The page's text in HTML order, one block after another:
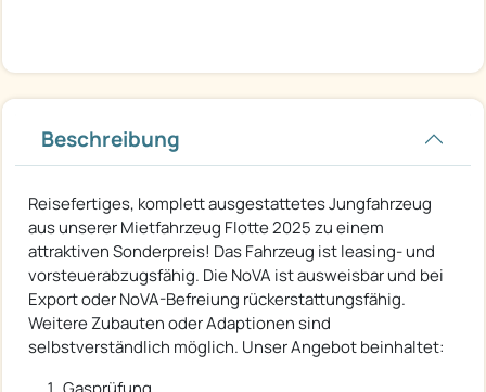
Beschreibung
Reisefertiges, komplett ausgestattetes Jungfahrzeug
aus unserer Mietfahrzeug Flotte 2025 zu einem
attraktiven Sonderpreis! Das Fahrzeug ist leasing- und
vorsteuerabzugsfähig. Die NoVA ist ausweisbar und bei
Export oder NoVA-Befreiung rückerstattungsfähig.
Weitere Zubauten oder Adaptionen sind
selbstverständlich möglich. Unser Angebot beinhaltet: